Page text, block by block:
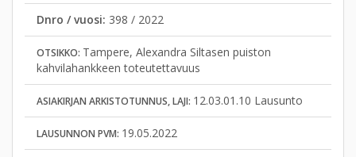
Dnro / vuosi: 398 / 2022
OTSIKKO: Tampere, Alexandra Siltasen puiston
kahvilahankkeen toteutettavuus
ASIAKIRJAN ARKISTOTUNNUS, LAJI: 12.03.01.10 Lausunto
LAUSUNNON PVM: 19.05.2022